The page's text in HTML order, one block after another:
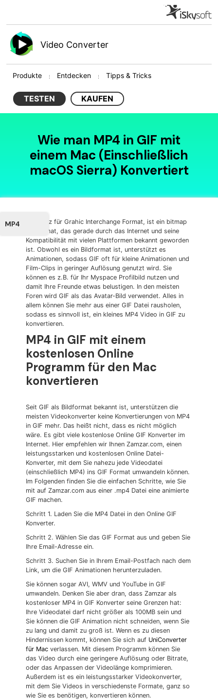
Video Converter
Produkte Entdecken Tipps & Tricks
TESTEN KAUFEN
Wie man MP4 in GIF mit
einem Mac (Einschließlich
macOS Sierra) Konvertiert
MP4
GIF, kurz für Grahic Interchange Format, ist ein bitmap
Bildformat, das gerade durch das Internet und seine
Kompatibilität mit vielen Plattformen bekannt geworden
ist. Obwohl es ein Bildformat ist, unterstützt es
Animationen, sodass GIF oft für kleine Animationen und
Film-Clips in geringer Auflösung genutzt wird. Sie
können es z.B. für Ihr Myspace Profilbild nutzen und
damit Ihre Freunde etwas belustigen. In den meisten
Foren wird GIF als das Avatar-Bild verwendet. Alles in
allem können Sie mehr aus einer GIF Datei rausholen,
sodass es sinnvoll ist, ein kleines MP4 Video in GIF zu
konvertieren.
MP4 in GIF mit einem
kostenlosen Online
Programm für den Mac
konvertieren
Seit GIF als Bildformat bekannt ist, unterstützen die
meisten Videokonverter keine Konvertierungen von MP4
in GIF mehr. Das heißt nicht, dass es nicht möglich
wäre. Es gibt viele kostenlose Online GIF Konverter im
Internet. Hier empfehlen wir Ihnen Zamzar.com, einen
leistungsstarken und kostenlosen Online Datei-
Konverter, mit dem Sie nahezu jede Videodatei
(einschließlich MP4) ins GIF Format umwandeln können.
Im Folgenden finden Sie die einfachen Schritte, wie Sie
mit auf Zamzar.com aus einer .mp4 Datei eine animierte
GIF machen.
Schritt 1. Laden Sie die MP4 Datei in den Online GIF
Konverter.
Schritt 2. Wählen Sie das GIF Format aus und geben Sie
Ihre Email-Adresse ein.
Schritt 3. Suchen Sie in Ihrem Email-Postfach nach dem
Link, um die GIF Animationen herunterzuladen.
Sie können sogar AVI, WMV und YouTube in GIF
umwandeln. Denken Sie aber dran, dass Zamzar als
kostenloser MP4 in GIF Konverter seine Grenzen hat:
Ihre Videodatei darf nicht größer als 100MB sein und
Sie können die GIF Animation nicht schneiden, wenn Sie
zu lang und damit zu groß ist. Wenn es zu diesen
Hindernissen kommt, können Sie sich auf UniConverter
für Mac verlassen. Mit diesem Programm können Sie
das Video durch eine geringere Auflösung oder Bitrate,
oder das Anpassen der Videolänge komprimieren.
Außerdem ist es ein leistungsstarker Videokonverter,
mit dem Sie Videos in verschiedenste Formate, ganz so
wie Sie es benötigen, konvertieren können.